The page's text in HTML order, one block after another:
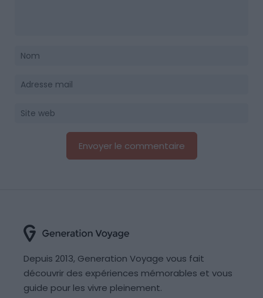
Depuis 2013, Generation Voyage vous fait
découvrir des expériences mémorables et vous
guide pour les vivre pleinement.